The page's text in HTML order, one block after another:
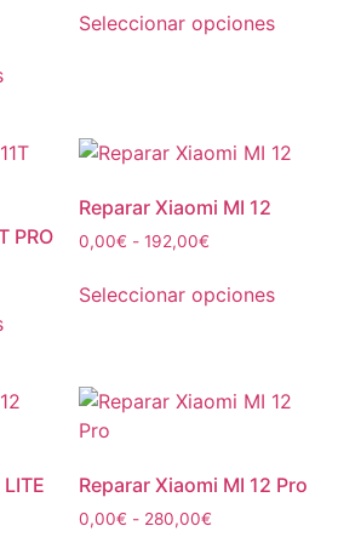
Seleccionar opciones
PRO
Reparar Xiaomi MI 12
0,00€ - 192,00€
Seleccionar opciones
Reparar Xiaomi MI 12 Pro
0,00€ - 280,00€